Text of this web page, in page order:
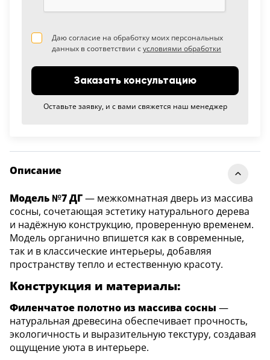
Даю согласие на обработку моих персональных
данных в соответствии сусловиями обработки
Заказать консультацию
Оставьте заявку, и с вами свяжется наш менеджер
Описание
Модель №7 ДГ— межкомнатная дверь из массива
сосны, сочетающая эстетику натурального дерева
и надёжную конструкцию, проверенную временем.
Модель органично впишется как в современные,
так и в классические интерьеры, добавляя
пространству тепло и естественную красоту.
Конструкция и материалы:
Филенчатое полотно из массива сосны —
натуральная древесина обеспечивает прочность,
экологичность и выразительную текстуру, создавая
ощущение уюта в интерьере.